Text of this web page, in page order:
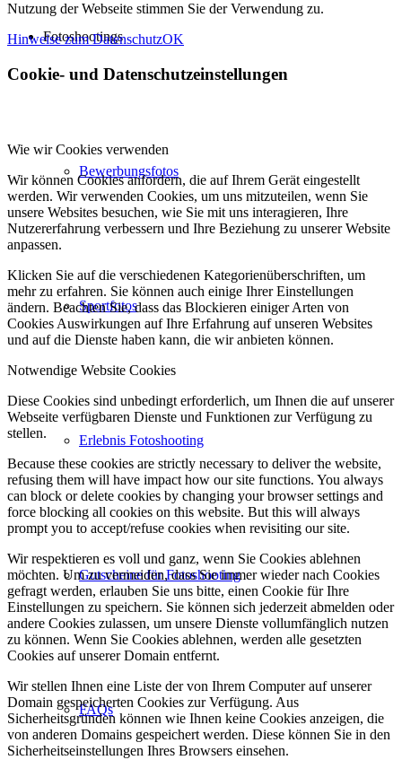
Fotoshootings
Bewerbungsfotos
Sportfotos
Erlebnis Fotoshooting
Gutscheine für Fotoshooting
FAQs
Nutzung der Webseite stimmen Sie der Verwendung zu.
Hinweise zum DatenschutzOK
Cookie- und Datenschutzeinstellungen
Wie wir Cookies verwenden
Wir können Cookies anfordern, die auf Ihrem Gerät eingestellt
werden. Wir verwenden Cookies, um uns mitzuteilen, wenn Sie
unsere Websites besuchen, wie Sie mit uns interagieren, Ihre
Nutzererfahrung verbessern und Ihre Beziehung zu unserer Website
anpassen.
Klicken Sie auf die verschiedenen Kategorienüberschriften, um
mehr zu erfahren. Sie können auch einige Ihrer Einstellungen
ändern. Beachten Sie, dass das Blockieren einiger Arten von
Cookies Auswirkungen auf Ihre Erfahrung auf unseren Websites
und auf die Dienste haben kann, die wir anbieten können.
Notwendige Website Cookies
Diese Cookies sind unbedingt erforderlich, um Ihnen die auf unserer
Webseite verfügbaren Dienste und Funktionen zur Verfügung zu
stellen.
Because these cookies are strictly necessary to deliver the website,
refusing them will have impact how our site functions. You always
can block or delete cookies by changing your browser settings and
force blocking all cookies on this website. But this will always
prompt you to accept/refuse cookies when revisiting our site.
Wir respektieren es voll und ganz, wenn Sie Cookies ablehnen
möchten. Um zu vermeiden, dass Sie immer wieder nach Cookies
gefragt werden, erlauben Sie uns bitte, einen Cookie für Ihre
Einstellungen zu speichern. Sie können sich jederzeit abmelden oder
andere Cookies zulassen, um unsere Dienste vollumfänglich nutzen
zu können. Wenn Sie Cookies ablehnen, werden alle gesetzten
Cookies auf unserer Domain entfernt.
Wir stellen Ihnen eine Liste der von Ihrem Computer auf unserer
Domain gespeicherten Cookies zur Verfügung. Aus
Sicherheitsgründen können wie Ihnen keine Cookies anzeigen, die
von anderen Domains gespeichert werden. Diese können Sie in den
Sicherheitseinstellungen Ihres Browsers einsehen.